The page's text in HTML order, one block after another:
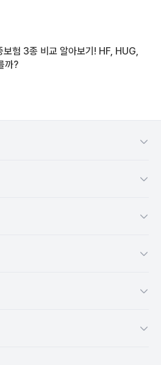
보험 3종 비교 알아보기! HF, HUG,
까?